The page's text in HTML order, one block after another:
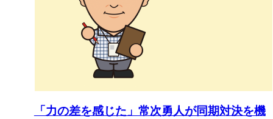
「力の差を感じた」常次勇人が同期対決を機